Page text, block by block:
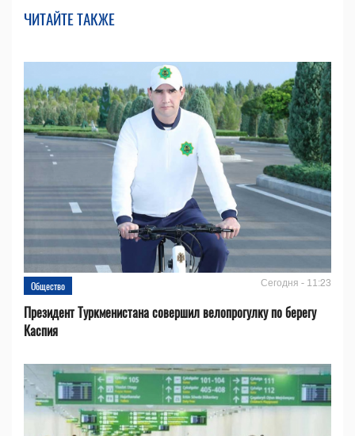
ЧИТАЙТЕ ТАКЖЕ
Общество Сегодня - 11:23
Президент Туркменистана совершил велопрогулку по берегу
Каспия